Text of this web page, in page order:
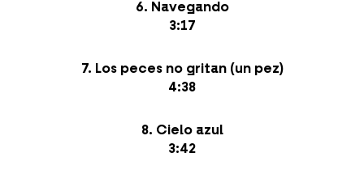
6. Navegando
3:17
7. Los peces no gritan (un pez)
4:38
8. Cielo azul
3:42